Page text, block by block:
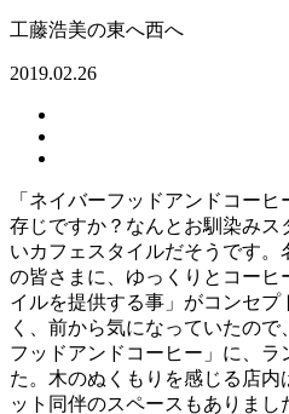
工藤浩美の東へ西へ
2019.02.26
「ネイバーフッドアンドコー
存じですか？なんとお馴染みス
いカフェスタイルだそうです
の皆さまに、ゆっくりとコーヒ
イルを提供する事」がコンセプ
く、前から気になっていたの
フッドアンドコーヒー」に、ラ
た。木のぬくもりを感じる店
ット同伴のスペースもありま